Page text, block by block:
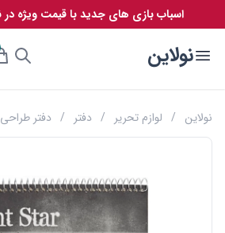
اسباب بازی های جدید با قیمت ویژه در
نولاین
نولاین / لوازم تحریر / دفتر / دفتر طراحی